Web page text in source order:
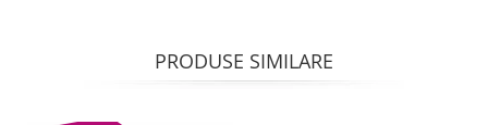
PRODUSE SIMILARE